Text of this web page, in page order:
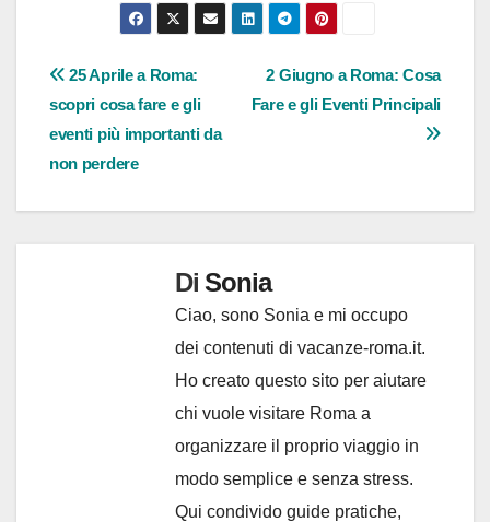
Navigazione
articoli
2 Giugno a Roma: Cosa
Fare e gli Eventi Principali
25 Aprile a Roma:
scopri cosa fare e gli
eventi più importanti da
non perdere
DiSonia
Ciao, sono Sonia e mi occupo
dei contenuti di vacanze-roma.it.
Ho creato questo sito per aiutare
chi vuole visitare Roma a
organizzare il proprio viaggio in
modo semplice e senza stress.
Qui condivido guide pratiche,